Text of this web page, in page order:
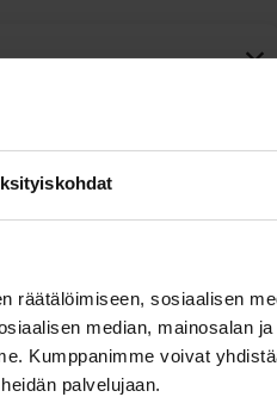
räätälöimiseen, sosiaalisen
median, mainosalan
Kumppanimme voivat
palvelujaan.